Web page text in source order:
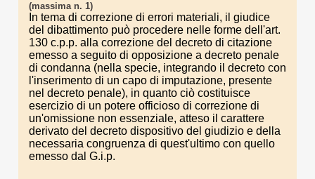
(massima n. 1)
In tema di correzione di errori materiali, il giudice
del dibattimento può procedere nelle forme dell'art.
130 c.p.p. alla correzione del decreto di citazione
emesso a seguito di opposizione a decreto penale
di condanna (nella specie, integrando il decreto con
l'inserimento di un capo di imputazione, presente
nel decreto penale), in quanto ciò costituisce
esercizio di un potere officioso di correzione di
un'omissione non essenziale, atteso il carattere
derivato del decreto dispositivo del giudizio e della
necessaria congruenza di quest'ultimo con quello
emesso dal G.i.p.